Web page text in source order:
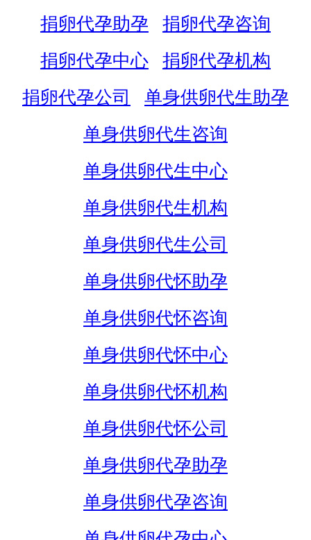
捐卵代孕助孕
捐卵代孕咨询
捐卵代孕中心
捐卵代孕机构
捐卵代孕公司
单身供卵代生助孕
单身供卵代生咨询
单身供卵代生中心
单身供卵代生机构
单身供卵代生公司
单身供卵代怀助孕
单身供卵代怀咨询
单身供卵代怀中心
单身供卵代怀机构
单身供卵代怀公司
单身供卵代孕助孕
单身供卵代孕咨询